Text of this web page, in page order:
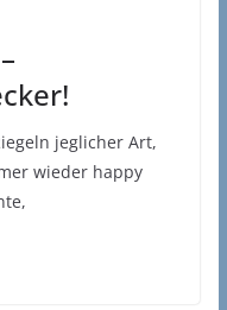
jeglicher Art,
wieder happy